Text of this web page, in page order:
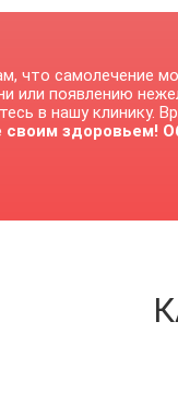
что самолечение
или появлению
в нашу клинику.
своим здоровьем!